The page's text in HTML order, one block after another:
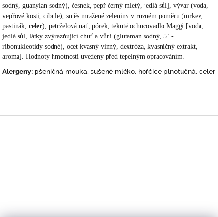
sodný, guanylan sodný), česnek, pepř černý mletý, jedlá sůl] , vývar (voda,
vepřové kosti, cibule), směs mražené zeleniny v různém poměru (mrkev,
pastinák, celer), petrželová nať, pórek, tekuté ochucovadlo Maggi [voda,
jedlá sůl, látky zvýrazňující chuť a vůni (glutaman sodný, 5` -
ribonukleotidy sodné), ocet kvasný vinný, dextróza, kvasničný extrakt,
aroma]. Hodnoty hmotnosti uvedeny před tepelným opracováním.
Alergeny: pšeničná mouka, sušené mléko, hořčice plnotučná, celer